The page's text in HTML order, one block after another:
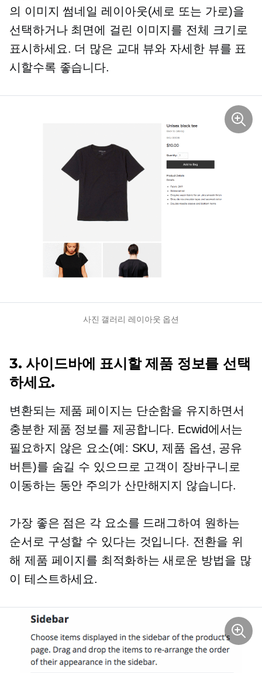
의 이미지 썸네일 레이아웃(세로 또는 가로)을
선택하거나 최면에 걸린 이미지를 전체 크기로
표시하세요. 더 많은 교대 뷰와 자세한 뷰를 표
시할수록 좋습니다.
사진 갤러리 레이아웃 옵션
3. 사이드바에 표시할 제품 정보를 선택
하세요.
변환되는 제품 페이지는 단순함을 유지하면서
충분한 제품 정보를 제공합니다. Ecwid에서는
필요하지 않은 요소(예: SKU, 제품 옵션, 공유
버튼)를 숨길 수 있으므로 고객이 장바구니로
이동하는 동안 주의가 산만해지지 않습니다.
가장 좋은 점은 각 요소를 드래그하여 원하는
순서로 구성할 수 있다는 것입니다. 전환을 위
해 제품 페이지를 최적화하는 새로운 방법을 많
이 테스트하세요.